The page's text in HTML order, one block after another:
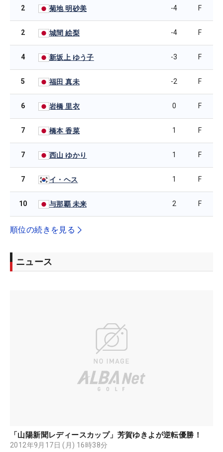
2 菊地 明砂美 -4 F
2 城間 絵梨 -4 F
4 新坂上 ゆう子 -3 F
5 福田 真未 -2 F
6 岩橋 里衣 0 F
7 橋本 香菜 1 F
7 西山 ゆかり 1 F
7 イ・ヘス 1 F
10 与那覇 未来 2 F
順位の続きを見る
ニュース
「山陽新聞レディースカップ」芳賀ゆきよが逆転優勝！
2012年9月17日 (月) 16時38分